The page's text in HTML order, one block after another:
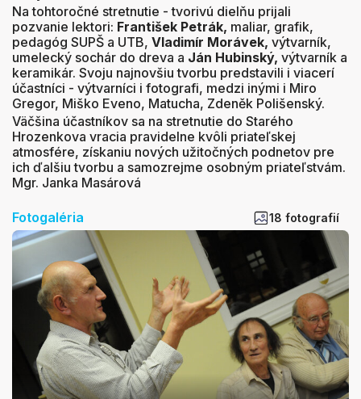
Na tohtoročné stretnutie - tvorivú dielňu prijali
pozvanie lektori: František Petrák, maliar, grafik,
pedagóg SUPŠ a UTB, Vladimír Morávek, výtvarník,
umelecký sochár do dreva a Ján Hubinský, výtvarník a
keramikár. Svoju najnovšiu tvorbu predstavili i viacerí
účastníci - výtvarníci i fotografi, medzi inými i Miro
Gregor, Miško Eveno, Matucha, Zdeněk Polišenský.
Väčšina účastníkov sa na stretnutie do Starého
Hrozenkova vracia pravidelne kvôli priateľskej
atmosfére, získaniu nových užitočných podnetov pre
ich ďalšiu tvorbu a samozrejme osobným priateľstvám.
Mgr. Janka Masárová
Fotogaléria 18 fotografií